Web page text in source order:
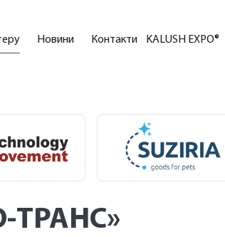
Новини Контакти KALUSH EXPO®
ТРАНС»